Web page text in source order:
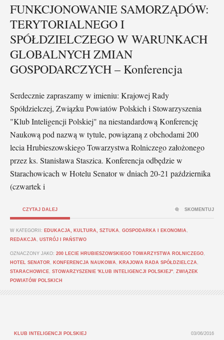
FUNKCJONOWANIE SAMORZĄDÓW:
TERYTORIALNEGO I
SPÓŁDZIELCZEGO W WARUNKACH
GLOBALNYCH ZMIAN
GOSPODARCZYCH – Konferencja
Serdecznie zapraszamy w imieniu: Krajowej Rady
Spółdzielczej, Związku Powiatów Polskich i Stowarzyszenia
"Klub Inteligencji Polskiej" na niestandardową Konferencję
Naukową pod nazwą w tytule, powiązaną z obchodami 200
lecia Hrubieszowskiego Towarzystwa Rolniczego założonego
przez ks. Stanisława Staszica. Konferencja odbędzie w
Starachowicach w Hotelu Senator w dniach 20-21 października
(czwartek i
CZYTAJ DALEJ
W KATEGORII: EDUKACJA, KULTURA, SZTUKA GOSPODARKA I EKONOMIA
REDAKCJA
USTRÓJ I PAŃSTWO
OZNACZONY JAKO: 200 LECIE HRUBIESZOWSKIEGO TOWARZYSTWA ROLNICZEGO
HOTEL SENATOR
KONFERENCJA NAUKOWA KRAJOWA RADA SPÓŁDZIELCZA
STARACHOWICE STOWARZYSZENIE 'KLUB INTELIGENCJI POLSKIEJ" ZWIĄZEK
POWIATÓW POLSKICH
SKOMENTUJ
KLUB INTELIGENCJI POLSKIEJ 03/06/2016